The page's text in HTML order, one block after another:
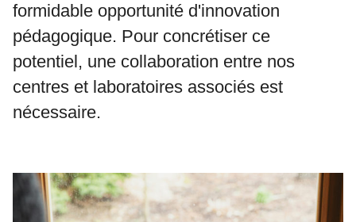
formidable opportunité d'innovation
pédagogique. Pour concrétiser ce
potentiel, une collaboration entre nos
centres et laboratoires associés est
nécessaire.